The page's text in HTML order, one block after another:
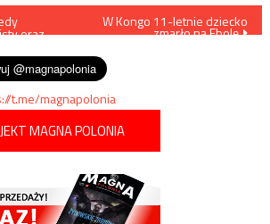
oraz
W Kongo 11-letnie dziecko
zmarło na Ebolę
t.me/magnapolonia
MAGNA POLONIA